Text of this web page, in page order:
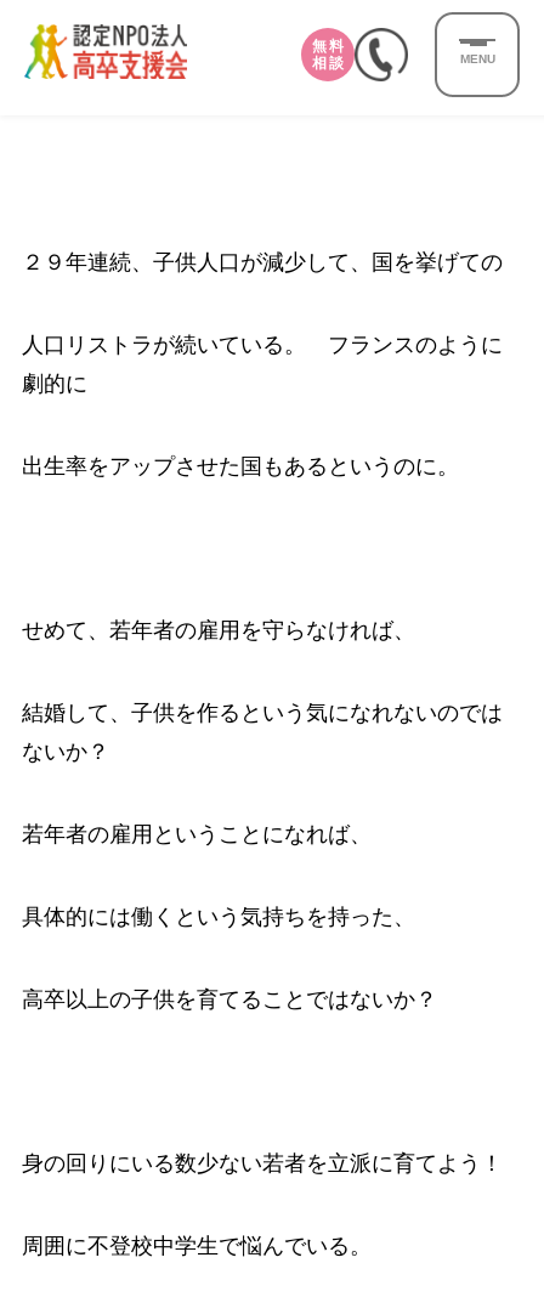
無料
相談
MENU
２９年連続、子供人口が減少して、国を挙げての
人口リストラが続いている。 フランスのように
劇的に
出生率をアップさせた国もあるというのに。
せめて、若年者の雇用を守らなければ、
結婚して、子供を作るという気になれないのでは
ないか？
若年者の雇用ということになれば、
具体的には働くという気持ちを持った、
高卒以上の子供を育てることではないか？
身の回りにいる数少ない若者を立派に育てよう！
周囲に不登校中学生で悩んでいる。